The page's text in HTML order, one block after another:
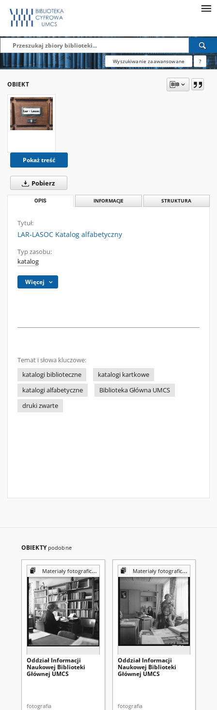
Wyszukiwanie zaawansowane ?
OBIEKT
Pokaż treść
Pobierz
OPIS INFORMACJE STRUKTURA
Tytuł:
LAR-LASOC Katalog alfabetyczny
Typ zasobu:
katalog
Więcej
Temat i słowa kluczowe:
katalogi biblioteczne
katalogi kartkowe
katalogi alfabetyczne
Biblioteka Główna UMCS
druki zwarte
OBIEKTY podobne
Materiały fotograficzne z Pracowni Reprografii Biblioteki UMCS
Oddział Informacji
Naukowej Biblioteki
Głównej UMCS
fotografia
Materiały fotograficzne z Pracowni Reprografii Biblioteki UMCS
Oddział Informacji
Naukowej Biblioteki
Głównej UMCS
fotografia